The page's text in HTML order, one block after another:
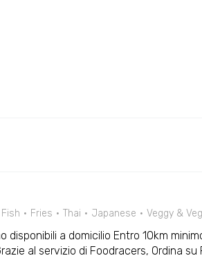
Fish Fries Thai Japanese Veggy &
disponibili a domicilio Entro 10km
al servizio di Foodracers, Ordina